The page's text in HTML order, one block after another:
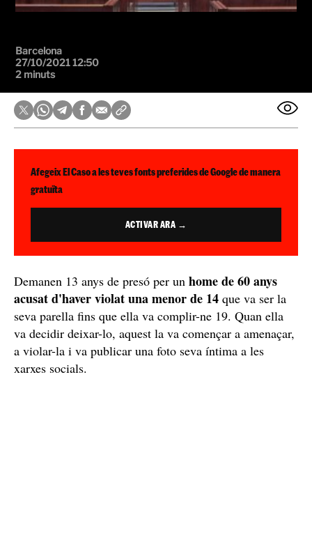
Barcelona
27/10/2021 12:50
2 minuts
Afegeix El Caso a les teves fonts preferides de Google de manera
gratuïta
ACTIVAR ARA →
Demanen 13 anys de presó per un home de 60 anys
acusat d'haver violat una menor de 14 que va ser la
seva parella fins que ella va complir-ne 19. Quan ella
va decidir deixar-lo, aquest la va començar a amenaçar,
a violar-la i va publicar una foto seva íntima a les
xarxes socials.